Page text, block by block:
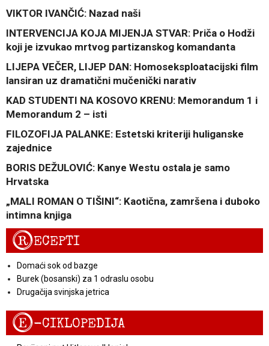
VIKTOR IVANČIĆ: Nazad naši
INTERVENCIJA KOJA MIJENJA STVAR: Priča o Hodži
koji je izvukao mrtvog partizanskog komandanta
LIJEPA VEČER, LIJEP DAN: Homoseksploatacijski film
lansiran uz dramatični mučenički narativ
KAD STUDENTI NA KOSOVO KRENU: Memorandum 1 i
Memorandum 2 – isti
FILOZOFIJA PALANKE: Estetski kriteriji huliganske
zajednice
BORIS DEŽULOVIĆ: Kanye Westu ostala je samo
Hrvatska
„MALI ROMAN O TIŠINI“: Kaotična, zamršena i duboko
intimna knjiga
RECEPTI
Domaći sok od bazge
Burek (bosanski) za 1 odraslu osobu
Drugačija svinjska jetrica
E-CIKLOPEDIJA